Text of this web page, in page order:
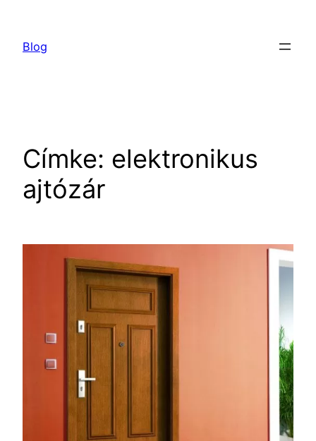
tartalomhoz
Blog
Címke: elektronikus
ajtózár